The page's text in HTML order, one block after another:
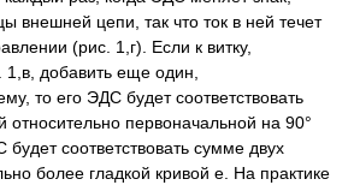
внешней цепи, так что ток в ней течет
(рис. 1,г). Если к витку,
1,в, добавить еще один,
то его ЭДС будет соответствовать
относительно первоначальной на 90°
соответствовать сумме двух
более гладкой кривой e. На практике